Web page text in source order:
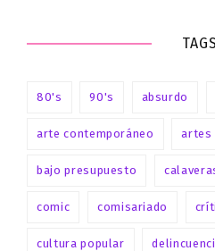
TAGS
80's 90's absurdo
arte contemporáneo artes
bajo presupuesto
comic comisariado
cultura popular